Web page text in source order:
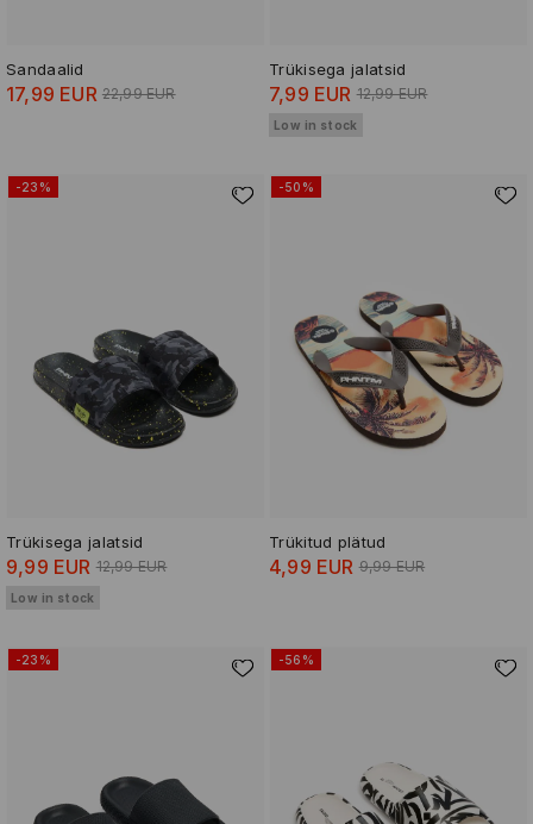
Sandaalid
17,99 EUR 22,99 EUR
Trükisega jalatsid
7,99 EUR 12,99 EUR
Low in stock
-23%
Trükisega jalatsid
9,99 EUR 12,99 EUR
Low in stock
-50%
Trükitud plätud
4,99 EUR 9,99 EUR
-23% -56%